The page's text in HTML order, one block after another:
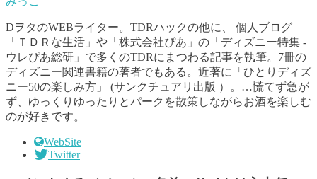
DヲタのWEBライター。TDRハックの他に、 個人ブログ
「ＴＤＲな生活」や「株式会社ぴあ」の「ディズニー特集 -
ウレぴあ総研」で多くのTDRにまつわる記事を執筆。7冊の
ディズニー関連書籍の著者でもある。近著に「ひとりディズ
ニー50の楽しみ方」 (サンクチュアリ出版 ）。…慌てず急が
ず、ゆっくりゆったりとパークを散策しながらお酒を楽しむ
のが好きです。
WebSite
Twitter